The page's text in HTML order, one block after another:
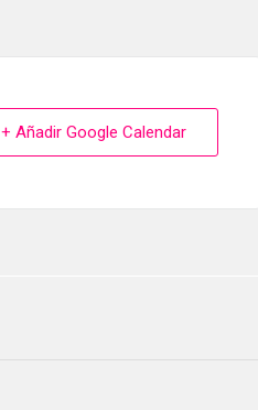
+ Añadir Google Calendar